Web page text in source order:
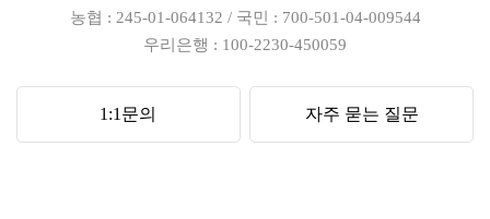
농협 : 245-01-064132 / 국민 : 700-501-04-009544
우리은행 : 100-2230-450059
1:1문의 자주 묻는 질문